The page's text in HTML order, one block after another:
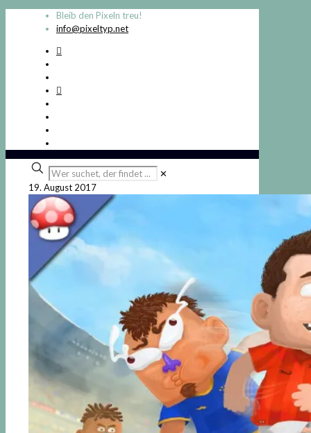
Bleib den Pixeln treu!
info@pixeltyp.net
Wer
suchet,
der
findet
...
✕
19. August 2017